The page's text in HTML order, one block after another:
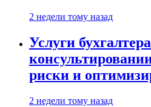
2 недели тому назад
Услуги
риски и
2 недели тому назад